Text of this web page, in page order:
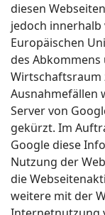
diesen
jedoch
Europäischen
des
Wirtschaftsraum
Ausnahmefällen
Server von
gekürzt. Im
Google diese
Nutzung der
die
weitere mit der